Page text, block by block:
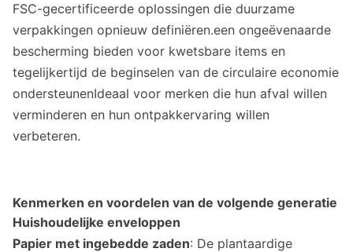
FSC-gecertificeerde oplossingen die duurzame
verpakkingen opnieuw definiëren.een ongeëvenaarde
bescherming bieden voor kwetsbare items en
tegelijkertijd de beginselen van de circulaire economie
ondersteunenIdeaal voor merken die hun afval willen
verminderen en hun ontpakkervaring willen
verbeteren.
Kenmerken en voordelen van de volgende generatie
Huishoudelijke enveloppen
Papier met ingebedde zaden: De plantaardige